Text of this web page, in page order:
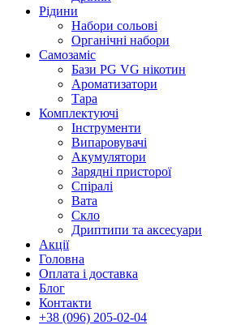
Рідини
Набори сольові
Органічні набори
Самозаміс
Бази PG VG нікотин
Ароматизатори
Тара
Комплектуючі
Інструменти
Випаровувачі
Акумулятори
Зарядні присторої
Спіралі
Вата
Скло
Дриптипи та аксесуари
Акції
Головна
Оплата і доставка
Блог
Контакти
+38 (096) 205-02-04